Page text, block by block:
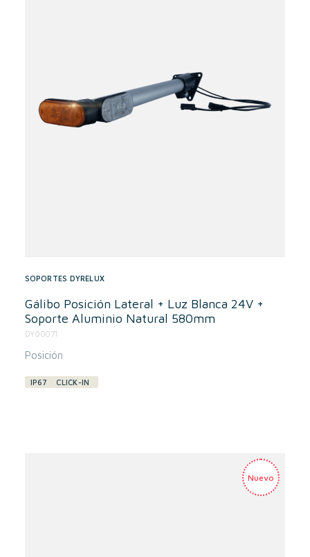
SOPORTES DYRELUX
Gálibo Posición Lateral + Luz Blanca 24V +
Soporte Aluminio Natural 580mm
DY00071
Posición
IP67 CLICK-IN